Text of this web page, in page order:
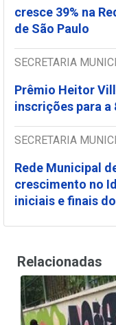
cresce 39% na
de São Paulo
SECRETARIA
Prêmio Heitor
inscrições para a
SECRETARIA
Rede Municipal
crescimento no
iniciais e finais
Relacionadas